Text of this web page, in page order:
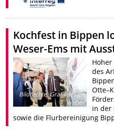
Kochfest in Bippen
Weser-Ems mit
Bildrechte:Grafikdesign
Weber
des
in der
sowie die Flurbereinigung